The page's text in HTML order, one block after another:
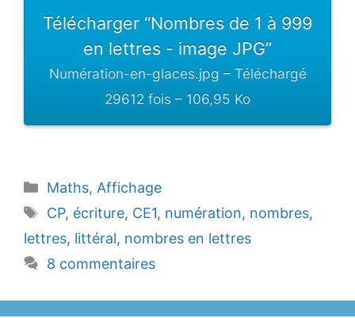
Télécharger “Nombres de 1 à 999
en lettres - image JPG”
Numération-en-glaces.jpg – Téléchargé
29612 fois – 106,95 Ko
Catégories
Maths, Affichage
Étiquettes
CP, écriture, CE1, numération, nombres,
lettres, littéral, nombres en lettres
8 commentaires